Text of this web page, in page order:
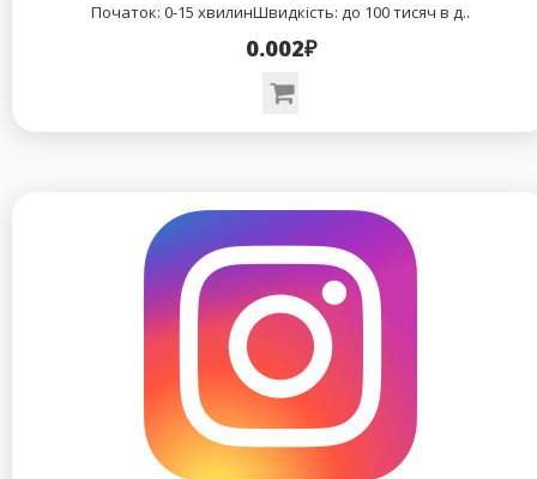
Початок: 0-15 хвилинШвидкість: до 100 тисяч в д..
0.002₽